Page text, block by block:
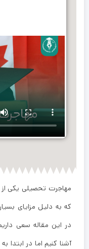
مهاجرت تحصیلی یکی از
که به دلیل مزایای
در این مقاله سعی
آشنا کنیم اما در